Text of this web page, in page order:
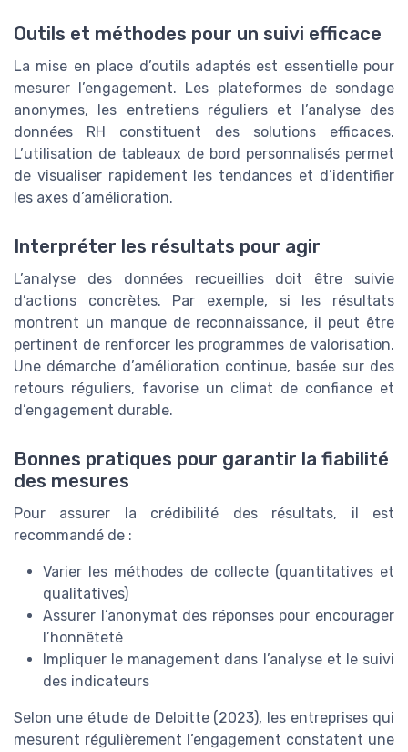
Outils et méthodes pour un suivi efficace
La mise en place d’outils adaptés est essentielle pour
mesurer l’engagement. Les plateformes de sondage
anonymes, les entretiens réguliers et l’analyse des
données RH constituent des solutions efficaces.
L’utilisation de tableaux de bord personnalisés permet
de visualiser rapidement les tendances et d’identifier
les axes d’amélioration.
Interpréter les résultats pour agir
L’analyse des données recueillies doit être suivie
d’actions concrètes. Par exemple, si les résultats
montrent un manque de reconnaissance, il peut être
pertinent de renforcer les programmes de valorisation.
Une démarche d’amélioration continue, basée sur des
retours réguliers, favorise un climat de confiance et
d’engagement durable.
Bonnes pratiques pour garantir la fiabilité
des mesures
Pour assurer la crédibilité des résultats, il est
recommandé de :
Varier les méthodes de collecte (quantitatives et
qualitatives)
Assurer l’anonymat des réponses pour encourager
l’honnêteté
Impliquer le management dans l’analyse et le suivi
des indicateurs
Selon une étude de Deloitte (2023), les entreprises qui
mesurent régulièrement l’engagement constatent une